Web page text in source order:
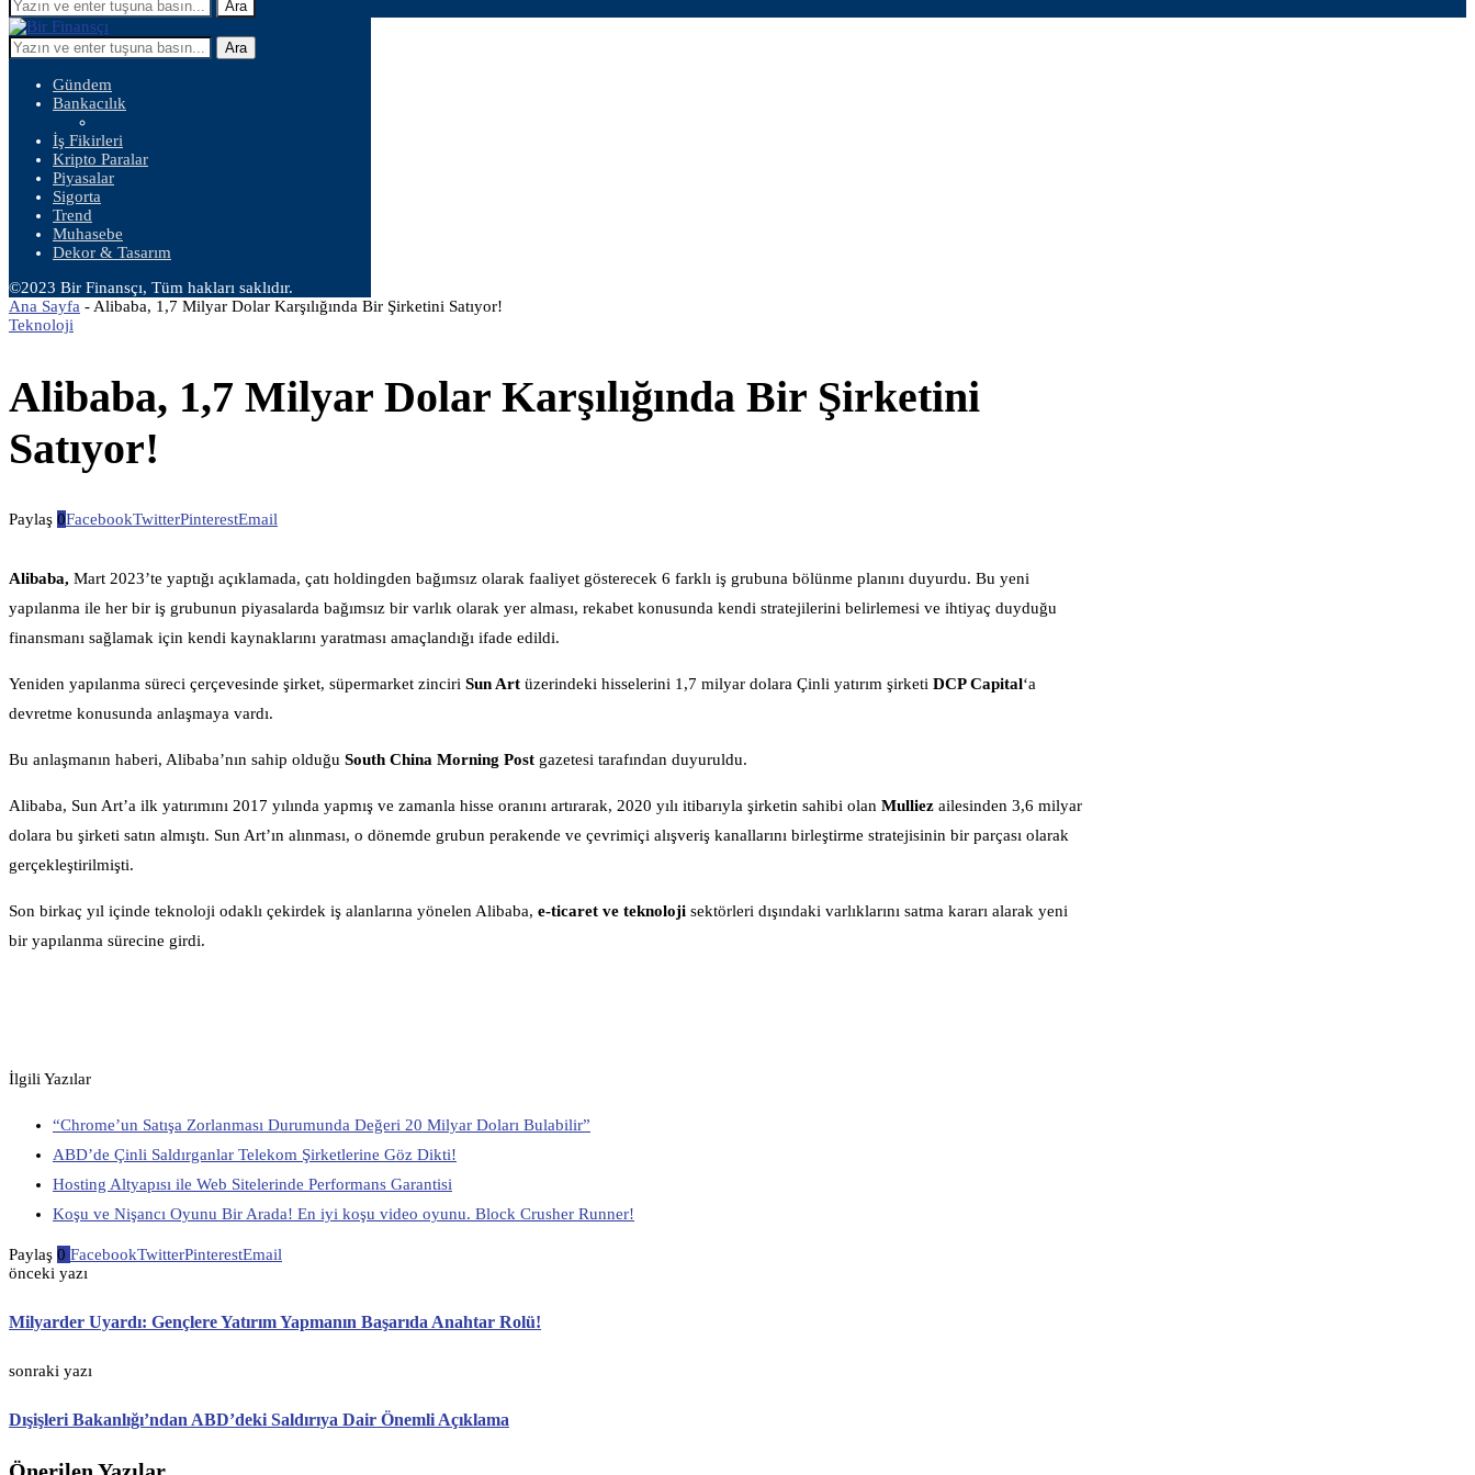
Ara
Ara
Gündem
Bankacılık
İş Fikirleri
Kripto Paralar
Piyasalar
Sigorta
Trend
Muhasebe
Dekor & Tasarım
©2023 Bir Finansçı, Tüm hakları saklıdır.
Ana Sayfa - Alibaba, 1,7 Milyar Dolar Karşılığında Bir Şirketini Satıyor!
Teknoloji
Alibaba, 1,7 Milyar Dolar Karşılığında Bir Şirketini
Satıyor!
Paylaş 0FacebookTwitterPinterestEmail
Alibaba, Mart 2023’te yaptığı açıklamada, çatı holdingden bağımsız olarak faaliyet gösterecek 6 farklı iş grubuna bölünme planını duyurdu. Bu yeni
yapılanma ile her bir iş grubunun piyasalarda bağımsız bir varlık olarak yer alması, rekabet konusunda kendi stratejilerini belirlemesi ve ihtiyaç duyduğu
finansmanı sağlamak için kendi kaynaklarını yaratması amaçlandığı ifade edildi.
Yeniden yapılanma süreci çerçevesinde şirket, süpermarket zinciri Sun Art üzerindeki hisselerini 1,7 milyar dolara Çinli yatırım şirketi DCP Capital‘a
devretme konusunda anlaşmaya vardı.
Bu anlaşmanın haberi, Alibaba’nın sahip olduğu South China Morning Post gazetesi tarafından duyuruldu.
Alibaba, Sun Art’a ilk yatırımını 2017 yılında yapmış ve zamanla hisse oranını artırarak, 2020 yılı itibarıyla şirketin sahibi olan Mulliez ailesinden 3,6 milyar
dolara bu şirketi satın almıştı. Sun Art’ın alınması, o dönemde grubun perakende ve çevrimiçi alışveriş kanallarını birleştirme stratejisinin bir parçası olarak
gerçekleştirilmişti.
Son birkaç yıl içinde teknoloji odaklı çekirdek iş alanlarına yönelen Alibaba, e-ticaret ve teknoloji sektörleri dışındaki varlıklarını satma kararı alarak yeni
bir yapılanma sürecine girdi.
İlgili Yazılar
“Chrome’un Satışa Zorlanması Durumunda Değeri 20 Milyar Doları Bulabilir”
ABD’de Çinli Saldırganlar Telekom Şirketlerine Göz Dikti!
Hosting Altyapısı ile Web Sitelerinde Performans Garantisi
Koşu ve Nişancı Oyunu Bir Arada! En iyi koşu video oyunu. Block Crusher Runner!
Paylaş 0 FacebookTwitterPinterestEmail
önceki yazı
Milyarder Uyardı: Gençlere Yatırım Yapmanın Başarıda Anahtar Rolü!
sonraki yazı
Dışişleri Bakanlığı’ndan ABD’deki Saldırıya Dair Önemli Açıklama